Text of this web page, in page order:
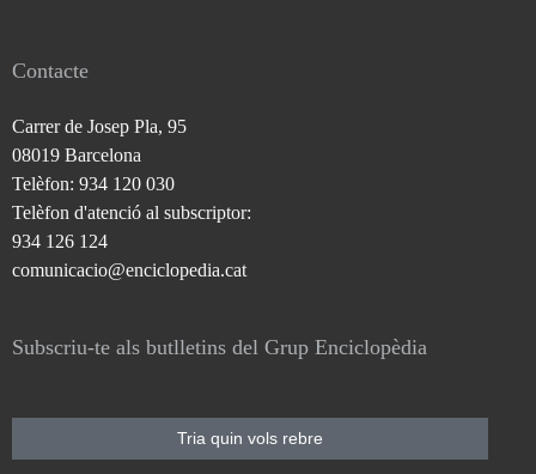
Contacte
Carrer de Josep Pla, 95
08019 Barcelona
Telèfon: 934 120 030
Telèfon d'atenció al subscriptor:
934 126 124
comunicacio@enciclopedia.cat
Subscriu-te als butlletins del Grup Enciclopèdia
Tria quin vols rebre